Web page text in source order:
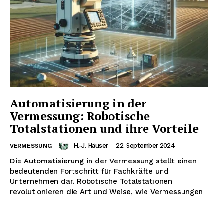
Automatisierung in der
Vermessung: Robotische
Totalstationen und ihre Vorteile
VERMESSUNG H.-J. Häuser - 22. September 2024
Die Automatisierung in der Vermessung stellt einen
bedeutenden Fortschritt für Fachkräfte und
Unternehmen dar. Robotische Totalstationen
revolutionieren die Art und Weise, wie Vermessungen